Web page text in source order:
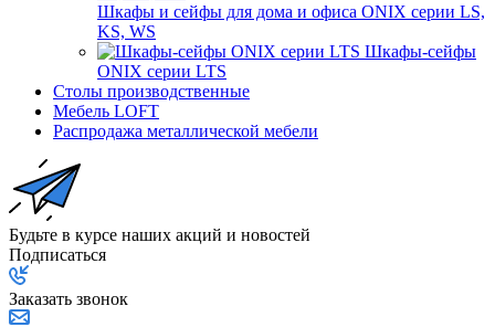
Шкафы и сейфы для дома и офиса ONIX серии LS,
KS, WS
Шкафы-сейфы
ONIX серии LTS
Столы производственные
Мебель LOFT
Распродажа металлической мебели
Будьте в курсе наших акций и новостей
Подписаться
Заказать звонок